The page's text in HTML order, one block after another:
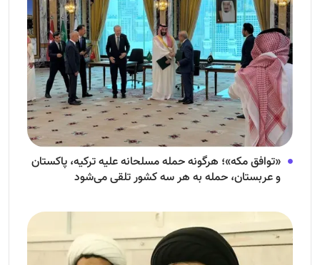
«توافق مکه»؛ هرگونه حمله مسلحانه علیه ترکیه، پاکستان
و عربستان، حمله به هر سه کشور تلقی می‌شود